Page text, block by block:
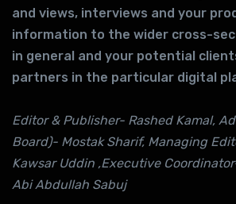
and views, interviews and your
information to the wider cross-
in general and your potential
partners in the particular digital
Editor & Publisher- Rashed Kamal,
Board)- Mostak Sharif, Managing
Kawsar Uddin ,Executive
Abi Abdullah Sabuj